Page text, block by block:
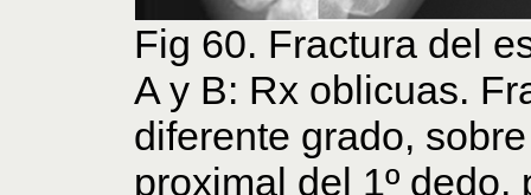
Fig 60. Fractura del
A y B: Rx oblicuas.
diferente grado,
proximal del 1º